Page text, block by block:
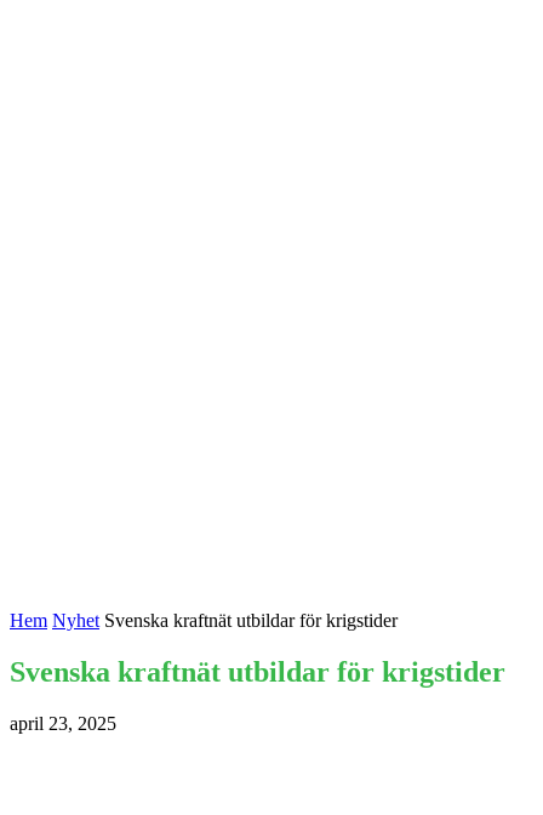
Hem Nyhet Svenska kraftnät utbildar för krigstider
Svenska kraftnät utbildar för krigstider
april 23, 2025